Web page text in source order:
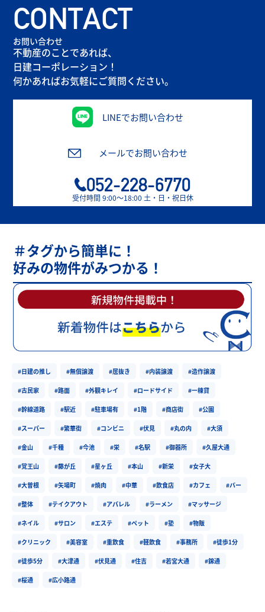
CONTACT
お問い合わせ
不動産のことであれば、
日建コーポレーション！
何かあればお気軽にご質問ください。
LINEでお問い合わせ
メールでお問い合わせ
052-228-6770
受付時間 9:00〜18:00 土・日・祝日休
＃タグから簡単に！
好みの物件がみつかる！
#日建の推し #無償譲渡 #居抜き #内装譲渡 #造作譲渡
#古民家 #路面 #外観キレイ #ロードサイド #一棟貸
#幹線道路 #駅近 #駐車場有 #1階 #商店街 #公園
#スーパー #繁華街 #コンビニ #伏見 #丸の内 #大須
#金山 #千種 #今池 #栄 #名駅 #御器所 #久屋大通
#覚王山 #藤が丘 #星ヶ丘 #本山 #新栄 #女子大
#大曽根 #矢場町 #焼肉 #中華 #飲食店 #カフェ #バー
#整体 #テイクアウト #アパレル #ラーメン #マッサージ
#ネイル #サロン #エステ #ペット #塾 #物販
#クリニック #美容室 #重飲食 #軽飲食 #事務所 #徒歩1分
#徒歩5分 #大津通 #伏見通 #住吉 #若宮大通 #錦通
#桜通 #広小路通